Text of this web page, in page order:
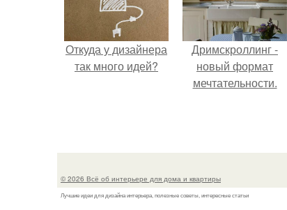
Откуда у дизайнера
так много идей?
Дримскроллинг -
новый формат
мечтательности.
© 2026 Всё об интерьере для дома и квартиры
Лучшие идеи для дизайна интерьера, полезные советы, интересные статьи